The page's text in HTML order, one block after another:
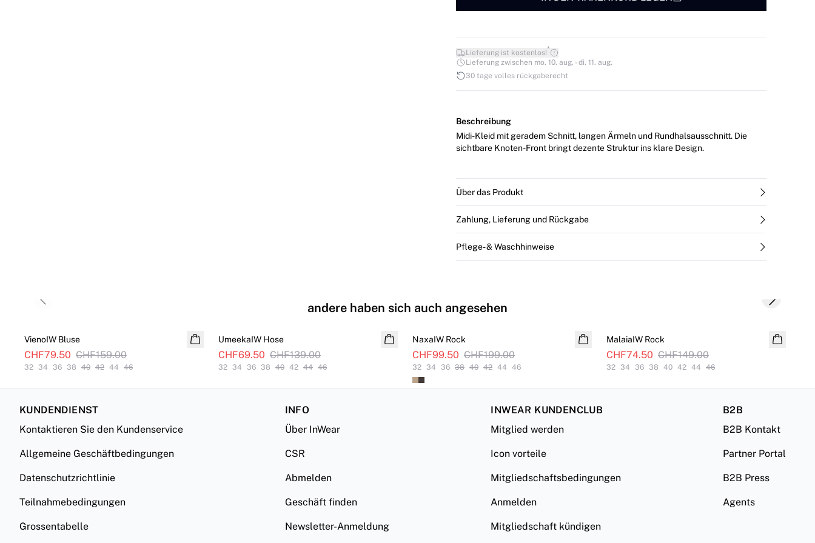
Lieferung ist kostenlos!*
Lieferung zwischen mo. 10. aug. - di. 11. aug.
30 tage volles rückgaberecht
Beschreibung
Midi-Kleid mit geradem Schnitt, langen Ärmeln und Rundhalsausschnitt. Die
sichtbare Knoten-Front bringt dezente Struktur ins klare Design.
Über das Produkt
Zahlung, Lieferung und Rückgabe
Pflege- & Waschhinweise
andere haben sich auch angesehen
VienoIW Bluse
CHF79.50 CHF159.00
32 34 36 38 40 42 44 46
UmeekaIW Hose
CHF69.50 CHF139.00
32 34 36 38 40 42 44 46
SALE
NaxaIW Rock
CHF99.50 CHF199.00
32 34 36 38 40 42 44 46
MalaiaIW Rock
CHF74.50 CHF149.00
32 34 36 38 40 42 44 46
Previous slide Next slide
KUNDENDIENST
Kontaktieren Sie den Kundenservice
Allgemeine Geschäftbedingungen
Datenschutzrichtlinie
Teilnahmebedingungen
Grossentabelle
INFO
Über InWear
CSR
Abmelden
Geschäft finden
Newsletter-Anmeldung
INWEAR KUNDENCLUB
Mitglied werden
Icon vorteile
Mitgliedschaftsbedingungen
Anmelden
Mitgliedschaft kündigen
B2B
B2B Kontakt
Partner Portal
B2B Press
Agents